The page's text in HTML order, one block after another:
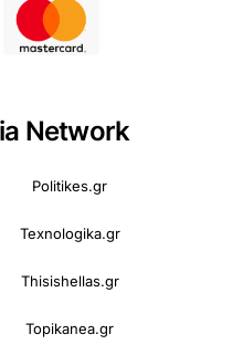
Network
Politikes.gr
Texnologika.gr
Thisishellas.gr
Topikanea.gr